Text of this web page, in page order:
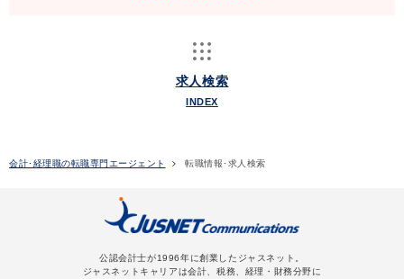
求人検索
INDEX
会計･経理職の転職専門エージェント 転職情報･求人検索
公認会計士が1996年に創業したジャスネット。
ジャスネットキャリアは会計、税務、経理・財務分野に